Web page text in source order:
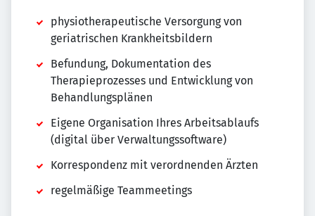
physiotherapeutische Versorgung von
geriatrischen Krankheitsbildern
Befundung, Dokumentation des
Therapieprozesses und Entwicklung von
Behandlungsplänen
Eigene Organisation Ihres Arbeitsablaufs
(digital über Verwaltungssoftware)
Korrespondenz mit verordnenden Ärzten
regelmäßige Teammeetings